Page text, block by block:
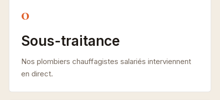
0
Sous-traitance
Nos plombiers chauffagistes salariés interviennent
en direct.